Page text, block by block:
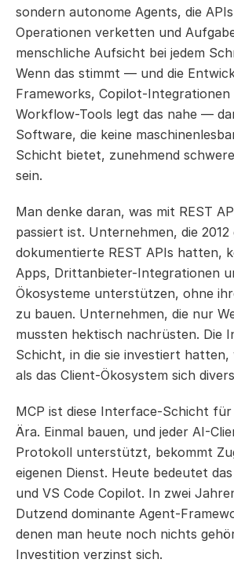
sondern autonome Agents, die
Operationen verketten und
menschliche Aufsicht bei jedem
Wenn das stimmt — und die
Frameworks, Copilot-
Workflow-Tools legt das nahe —
Software, die keine
Schicht bietet, zunehmend
sein.
Man denke daran, was mit REST
passiert ist. Unternehmen, die 2012
dokumentierte REST APIs hatten,
Apps, Drittanbieter-Integrationen
Ökosysteme unterstützen, ohne
zu bauen. Unternehmen, die nur
mussten hektisch nachrüsten. Die
Schicht, in die sie investiert hatten,
als das Client-Ökosystem sich
MCP ist diese Interface-Schicht
Ära. Einmal bauen, und jeder AI-
Protokoll unterstützt, bekommt
eigenen Dienst. Heute bedeutet
und VS Code Copilot. In zwei
Dutzend dominante Agent-
denen man heute noch nichts
Investition verzinst sich.